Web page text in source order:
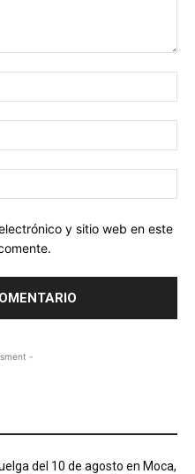
y sitio web en este
-
del 10 de agosto en Moca,